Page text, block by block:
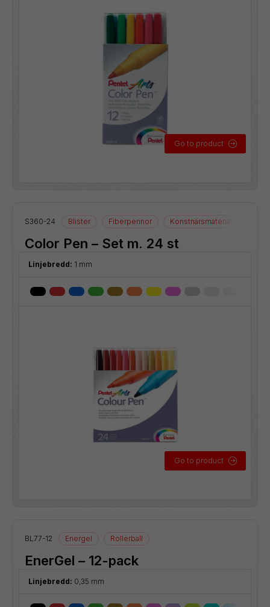
Go to product
S360-24 Blister Fiberpennor Konstnärsmaterial
Color Pen – Set m. 24 st
Linjebredd: 1 mm
Go to product
BL77-12 Energel Rollerball
EnerGel – 12-pack
Linjebredd: 0,35 mm